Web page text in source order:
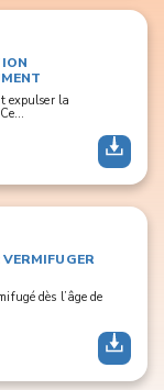
expulser la
dès l’âge de